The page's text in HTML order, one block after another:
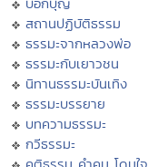
สถานปฏิบัติธรรม
ธรรมะจากหลวงพ่อ
ธรรมะกับเยาวชน
นิทานธรรมะบันเทิง
ธรรมะบรรยาย
บทความธรรมะ
กวีธรรมะ